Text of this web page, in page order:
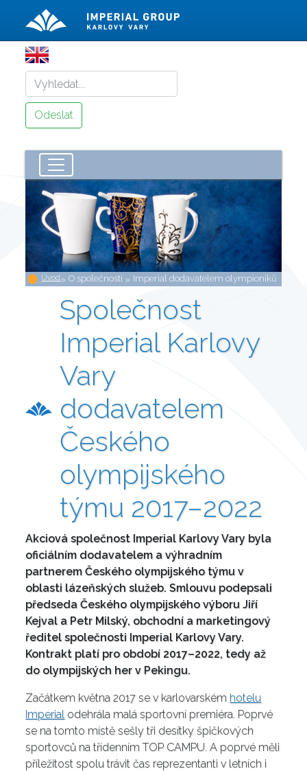
Úvod»O společnosti » Imperial dodavatelem olympioniků
Společnost
Imperial Karlovy
Vary
dodavatelem
Českého
olympijského
týmu 2017–2022
Akciová společnost Imperial Karlovy Vary byla
oficiálním dodavatelem a výhradním
partnerem Českého olympijského týmu v
oblasti lázeňských služeb. Smlouvu podepsali
předseda Českého olympijského výboru Jiří
Kejval a Petr Milský, obchodní a marketingový
ředitel společnosti Imperial Karlovy Vary.
Kontrakt platí pro období 2017–2022, tedy až
do olympijských her v Pekingu.
Začátkem května 2017 se v karlovarském hotelu
Imperial odehrála malá sportovní premiéra. Poprvé
se na tomto místě sešly tři desítky špičkových
sportovců na třídenním TOP CAMPU. A poprvé měli
příležitost spolu trávit čas reprezentanti v letních i